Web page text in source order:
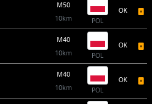
M50
10km
POL
OK
M40
10km
POL
OK
M40
10km
POL
OK